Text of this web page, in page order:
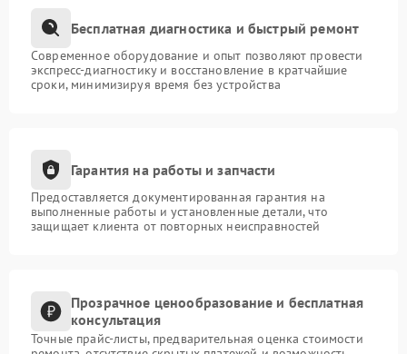
Бесплатная диагностика и быстрый ремонт
Современное оборудование и опыт позволяют провести
экспресс-диагностику и восстановление в кратчайшие
сроки, минимизируя время без устройства
Гарантия на работы и запчасти
Предоставляется документированная гарантия на
выполненные работы и установленные детали, что
защищает клиента от повторных неисправностей
Прозрачное ценообразование и бесплатная
консультация
Точные прайс-листы, предварительная оценка стоимости